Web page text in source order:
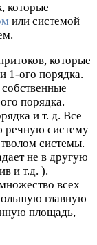
которые
или системой
которые
1-ого порядка.
порядка.
и т. д. Все
речную систему
системы.
не в другую
и т.д. ).
всех
главную
площадь,